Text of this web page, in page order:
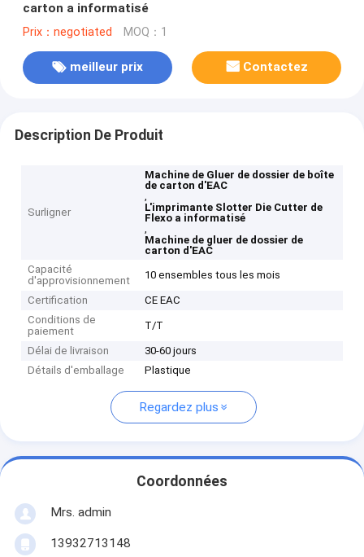
carton a informatisé
Prix：negotiated MOQ：1
meilleur prix Contactez
Description De Produit
Surligner
Machine de Gluer de dossier de boîte
de carton d'EAC
,
L'imprimante Slotter Die Cutter de
Flexo a informatisé
,
Machine de gluer de dossier de
carton d'EAC
Capacité
d'approvisionnement
10 ensembles tous les mois
Certification
CE EAC
Conditions de
paiement
T/T
Délai de livraison
30-60 jours
Détails d'emballage
Plastique
Regardez plus
Coordonnées
Mrs. admin
13932713148